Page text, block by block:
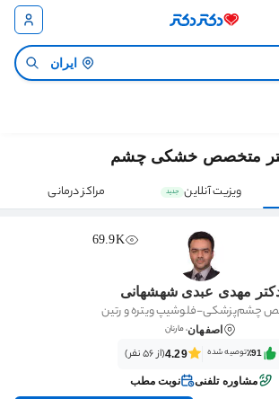
ایران
متخصص خشکی چشم
ویزیت آنلاین جدید مراکز درمانی
69.9K
مهدی عبدی شهشهانی
چشم‌پزشکی-فلوشیپ ویتره و رتین
اصفهان، مارنان
٪91‌‌‌توصیه شده 4.29(از 56 نفر)
مشاوره تلفنی نوبت مطب